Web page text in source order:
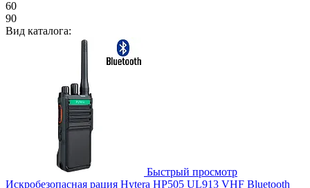
60
90
Вид каталога:
Быстрый просмотр
Искробезопасная рация Hytera HP505 UL913 VHF Bluetooth